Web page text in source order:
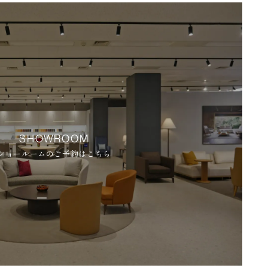
SHOWROOM
ョールームのご予約はこちら